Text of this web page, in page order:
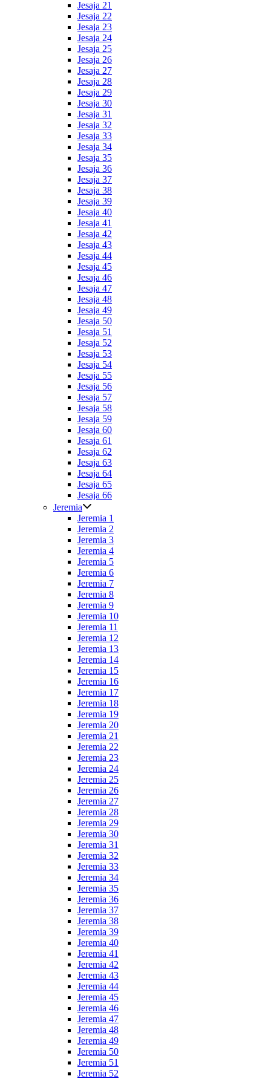
Jesaja 21
Jesaja 22
Jesaja 23
Jesaja 24
Jesaja 25
Jesaja 26
Jesaja 27
Jesaja 28
Jesaja 29
Jesaja 30
Jesaja 31
Jesaja 32
Jesaja 33
Jesaja 34
Jesaja 35
Jesaja 36
Jesaja 37
Jesaja 38
Jesaja 39
Jesaja 40
Jesaja 41
Jesaja 42
Jesaja 43
Jesaja 44
Jesaja 45
Jesaja 46
Jesaja 47
Jesaja 48
Jesaja 49
Jesaja 50
Jesaja 51
Jesaja 52
Jesaja 53
Jesaja 54
Jesaja 55
Jesaja 56
Jesaja 57
Jesaja 58
Jesaja 59
Jesaja 60
Jesaja 61
Jesaja 62
Jesaja 63
Jesaja 64
Jesaja 65
Jesaja 66
Jeremia
Jeremia 1
Jeremia 2
Jeremia 3
Jeremia 4
Jeremia 5
Jeremia 6
Jeremia 7
Jeremia 8
Jeremia 9
Jeremia 10
Jeremia 11
Jeremia 12
Jeremia 13
Jeremia 14
Jeremia 15
Jeremia 16
Jeremia 17
Jeremia 18
Jeremia 19
Jeremia 20
Jeremia 21
Jeremia 22
Jeremia 23
Jeremia 24
Jeremia 25
Jeremia 26
Jeremia 27
Jeremia 28
Jeremia 29
Jeremia 30
Jeremia 31
Jeremia 32
Jeremia 33
Jeremia 34
Jeremia 35
Jeremia 36
Jeremia 37
Jeremia 38
Jeremia 39
Jeremia 40
Jeremia 41
Jeremia 42
Jeremia 43
Jeremia 44
Jeremia 45
Jeremia 46
Jeremia 47
Jeremia 48
Jeremia 49
Jeremia 50
Jeremia 51
Jeremia 52